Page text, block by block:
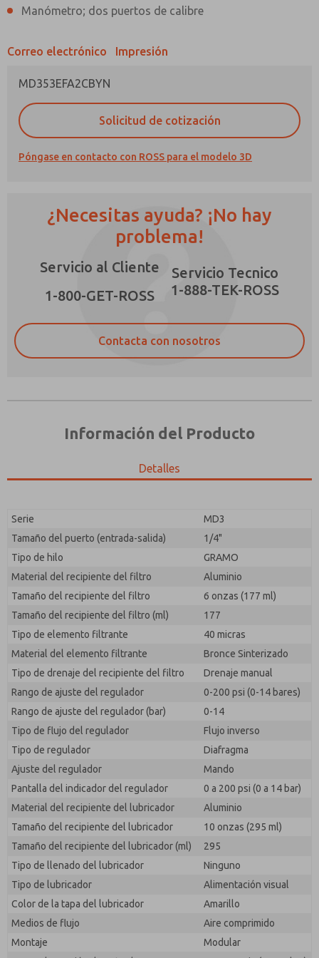
Manómetro; dos puertos de calibre
Correo electrónico Impresión
MD353EFA2CBYN
Solicitud de cotización
Póngase en contacto con ROSS para el modelo 3D
¿Necesitas ayuda? ¡No hay
problema!
Servicio al Cliente
1-800-GET-ROSS
Servicio Tecnico
1-888-TEK-ROSS
Contacta con nosotros
Información del Producto
Detalles
Serie
MD3
Tamaño del puerto (entrada-salida)
1/4"
Tipo de hilo
GRAMO
Material del recipiente del filtro
Aluminio
Tamaño del recipiente del filtro
6 onzas (177 ml)
Tamaño del recipiente del filtro (ml)
177
Tipo de elemento filtrante
40 micras
Material del elemento filtrante
Bronce Sinterizado
Tipo de drenaje del recipiente del filtro
Drenaje manual
Rango de ajuste del regulador
0-200 psi (0-14 bares)
Rango de ajuste del regulador (bar)
0-14
Tipo de flujo del regulador
Flujo inverso
Tipo de regulador
Diafragma
Ajuste del regulador
Mando
Pantalla del indicador del regulador
0 a 200 psi (0 a 14 bar)
Material del recipiente del lubricador
Aluminio
Tamaño del recipiente del lubricador
10 onzas (295 ml)
Tamaño del recipiente del lubricador (ml)
295
Tipo de llenado del lubricador
Ninguno
Tipo de lubricador
Alimentación visual
Color de la tapa del lubricador
Amarillo
Medios de flujo
Aire comprimido
Montaje
Modular
características, capacidades del producto y más.
*Sí, he leído la política de privacidad y acepto que los
datos que proporcione se recopilarán y almacenarán
electrónicamente. Mis datos se utilizan únicamente
con fines estrictamente destinados a procesar y
responder a mi solicitud. Al enviar el formulario de
contacto, acepto el procesamiento.
Envíenme actualizaciones periódicas sobre
*Sí, he leído la política de privacidad y acepto que los
datos que proporcione se recopilarán y almacenarán
electrónicamente. Mis datos se utilizan únicamente
con fines estrictamente destinados a procesar y
responder a mi solicitud. Al enviar el formulario de
contacto, acepto el procesamiento.
¿Método de Contacto Preferido?
Correo Electrónico
Teléfono
Envíenme actualizaciones periódicas sobre
características, capacidades del producto y
que los datos que proporcione se recopilarán
y almacenarán electrónicamente. Mis datos se
utilizan únicamente con fines estrictamente
solicitud. Al enviar el formulario de contacto,
acepto el procesamiento.